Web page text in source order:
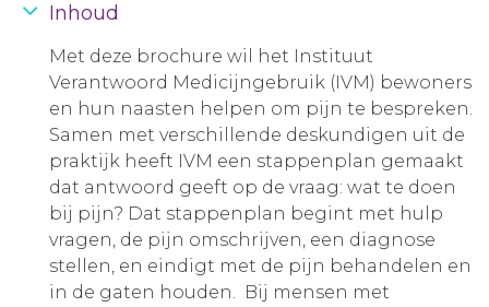
Inhoud
Met deze brochure wil het Instituut
Verantwoord Medicijngebruik (IVM) bewoners
en hun naasten helpen om pijn te bespreken.
Samen met verschillende deskundigen uit de
praktijk heeft IVM een stappenplan gemaakt
dat antwoord geeft op de vraag: wat te doen
bij pijn? Dat stappenplan begint met hulp
vragen, de pijn omschrijven, een diagnose
stellen, en eindigt met de pijn behandelen en
in de gaten houden. Bij mensen met